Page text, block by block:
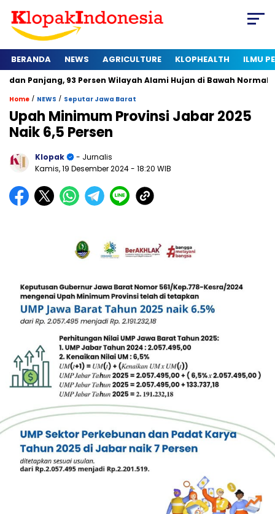
BERANDA NEWS AGRICULTURE KLOPHEALTH ILMU
93 Persen Wilayah Alami Hujan di Bawah Normal Kapan
Home / NEWS / Seputar Jawa Barat
Upah Minimum Provinsi Jabar 2025
Naik 6,5 Persen
Klopak
- Jurnalis
Kamis, 19 Desember 2024- 18:20 WIB